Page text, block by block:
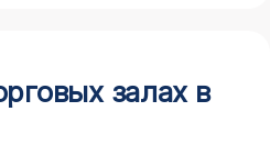
залах в